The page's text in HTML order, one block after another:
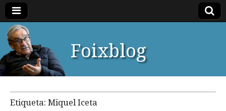
Foixblog
Etiqueta: Miquel Iceta